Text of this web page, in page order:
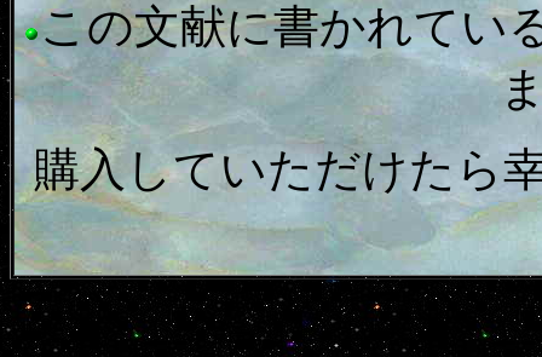
この文献に書かれてい
購入していただけたら